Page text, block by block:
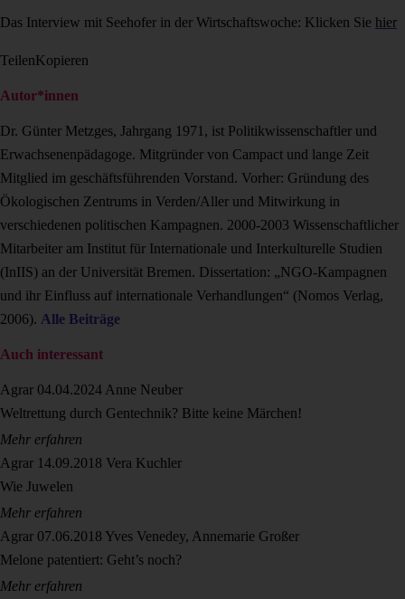
Das Interview mit Seehofer in der Wirtschaftswoche: Klicken Sie hier
TeilenKopieren
Autor*innen
Dr. Günter Metzges, Jahrgang 1971, ist Politikwissenschaftler und
Erwachsenenpäda­goge. Mitgründer von Campact und lange Zeit
Mitglied im geschäftsführenden Vorstand. Vorher: Gründung des
Ökologischen Zentrums in Verden/Aller und Mitwirkung in
verschiedenen politischen Kampagnen. 2000-2003 Wissenschaftlicher
Mitarbeiter am Institut für Internationale und Interkulturelle Studien
(InIIS) an der Universität Bremen. Dissertation: „NGO-Kampagnen
und ihr Einfluss auf internationale Verhandlungen“ (Nomos Verlag,
2006). Alle Beiträge
Auch interessant
Agrar 04.04.2024 Anne Neuber
Weltrettung durch Gentechnik? Bitte keine Märchen!
Mehr erfahren
Agrar 14.09.2018 Vera Kuchler
Wie Juwelen
Mehr erfahren
Agrar 07.06.2018 Yves Venedey, Annemarie Großer
Melone patentiert: Geht’s noch?
Mehr erfahren